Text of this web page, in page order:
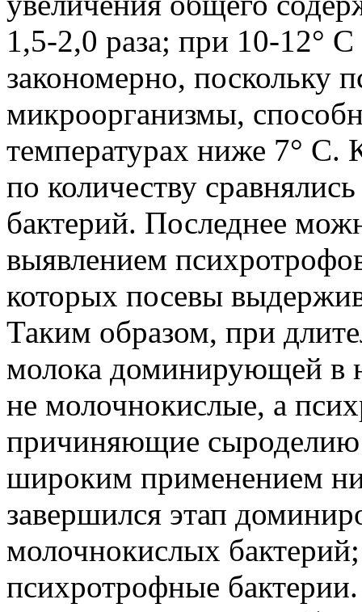
1,5-2,0 раза; при 10-12°
закономерно, поскольку
микроорганизмы,
температурах ниже 7° С.
по количеству
бактерий. Последнее
выявлением
которых посевы
Таким образом, при
молока доминирующей в
не молочнокислые, а
причиняющие
широким применением
завершился этап
молочнокислых
психротрофные